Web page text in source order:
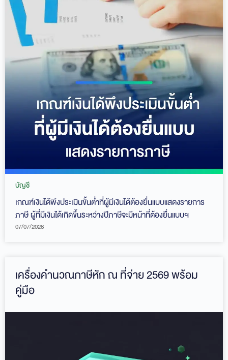
บัญชี
เกณฑ์เงินได้พึงประเมินขั้นต่ำที่ผู้มีเงินได้ต้องยื่นแบบแสดงรายการ
ภาษี ผู้ที่มีเงินได้เกิดขึ้นระหว่างปีภาษีจะมีหน้าที่ต้องยื่นแบบฯ
07/07/2026
เครื่องคำนวณภาษีหัก ณ ที่จ่าย 2569 พร้อม
คู่มือ